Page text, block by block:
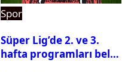
Spor
Süper Lig’de 2. ve 3.
hafta programları belli